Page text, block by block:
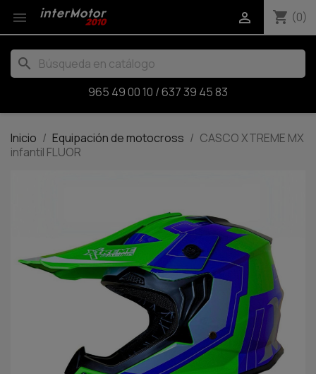
 shopping_cart (0)

search
965 49 00 10 /637 39 45 83
Inicio Equipación de motocross
CASCO XTREME MX
infantil FLUOR